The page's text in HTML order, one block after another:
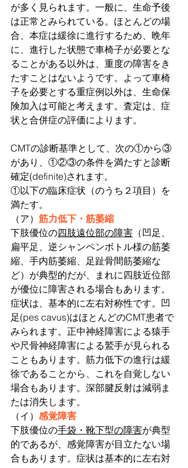
が多く見られます。一般に、生命予後
は正常とみられている。ほとんどの場
合、本症は緩徐に進行するため、晩年
に、進行した状態で車椅子が必要とな
ることがある以外は、重度の障害をき
たすことはないようです。よって車椅
子を必要とする重症例以外は、生命保
険加入は可能と考えます。査定は、症
状と合併症の評価によります。
CMTの診断基準として、次の①から③
があり、①②③の条件を満たすと診断
確定(definite)されます。
①以下の臨床症状（のうち２項目）を
満たす。
（ア） 筋力低下・筋萎縮
下肢優位の四肢遠位部の障害 （凹足、
扁平足、逆シャンペンボトル様の筋萎
縮、手内筋萎縮、足趾骨間筋萎縮な
ど）が典型的だが、まれに四肢近位部
が優位に障害される場合もあります。
症状は、基本的に左右対称性です。凹
足(pes cavus)はほとんどのCMT患者で
みられます。正中神経障害による猿手
や尺骨神経障害による鷲手が見られる
こともあります。筋力低下の進行は緩
徐であることから、これを自覚しない
場合もあります。深部腱反射は減弱ま
たは消失します。
（イ） 感覚障害
下肢優位の手袋・靴下型の障害が典型
的であるが、感覚障害が目立たない場
合もあります。症状は基本的に左右対